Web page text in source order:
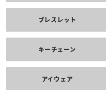
ブレスレット
キーチェーン
アイウェア